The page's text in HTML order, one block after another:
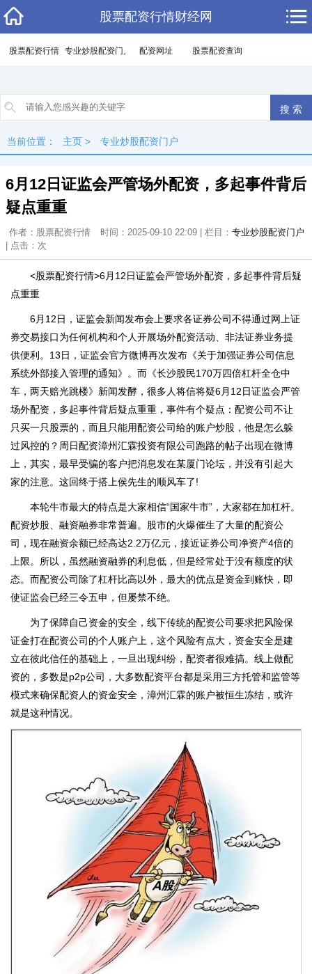
股票配资行情财经网
股票配资行情 专业炒股配资门户 配资网址 股票配资查询
当前位置： 主页 > 专业炒股配资门户
6月12日证监会严管场外配资，多起事件背后
疑点重重
作者：股票配资行情 时间：2025-09-10 22:09 | 栏目： 专业炒股配资门户
| 点击： 次
<股票配资行情>6月12日证监会严管场外配资，多起事件背后疑
点重重
6月12日，证监会新闻发布会上要求各证券公司不得通过网上证
券交易接口为任何机构和个人开展场外配资活动、非法证券业务提
供便利。13日，证监会官方微博再次发布《关于加强证券公司信息
系统外部接入管理的通知》。而《长沙股民170万四倍杠杆全仓中
车，两天赔光跳楼》新闻发酵，很多人将信将疑6月12日证监会严管
场外配资，多起事件背后疑点重重，事件有个疑点：配资公司不让
只买一只股票的，而且只能用配资公司给的账户炒股，他是怎么躲
过风控的？周日配资漳州汇霖投资有限公司跑路的帖子出现在微博
上，其实，最早受骗的客户把消息发在某厦门论坛，并没有引起大
家的注意。这回终于搭上侯先生的顺风车了!
本轮牛市最大的特点是大家相信“国家牛市”，大家都在加杠杆。
配资炒股、融资融券非常普遍。股市的火爆催生了大量的配资公
司，现在融资余额已经高达2.2万亿元，接近证券公司净资产4倍的
上限。所以，虽然融资融券的利息低，但是经常处于没有额度的状
态。而配资公司除了杠杆比高以外，最大的优点是资金到账快，即
使证监会已经三令五申，但屡禁不绝。
为了保障自己资金的安全，线下传统的配资公司要求把风险保
证金打在配资公司的个人账户上，这个风险有点大，资金安全是建
立在彼此信任的基础上，一旦出现纠纷，配资者很难搞。线上做配
资的，多数是p2p公司，大多数配资平台都是采用三方托管和监管等
模式来确保配资人的资金安全，漳州汇霖的账户被恒生冻结，或许
就是这种情况。